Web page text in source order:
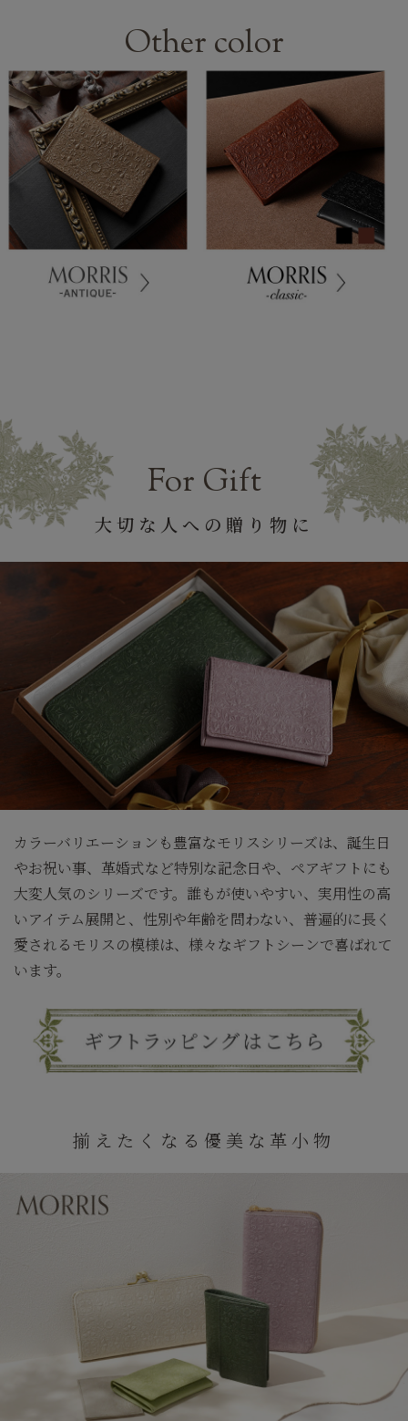
Other color
For Gift
大切な人への贈り物に
カラーバリエーションも豊富なモリスシリーズは、誕生日
やお祝い事、革婚式など特別な記念日や、ペアギフトにも
大変人気のシリーズです。誰もが使いやすい、実用性の高
いアイテム展開と、性別や年齢を問わない、普遍的に長く
愛されるモリスの模様は、様々なギフトシーンで喜ばれて
います。
揃えたくなる優美な革小物